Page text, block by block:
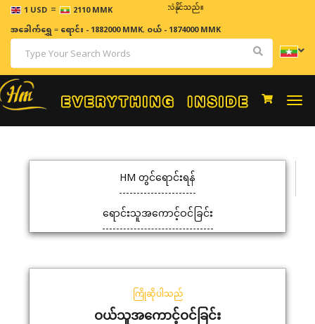
1 USD = 2110 MMK
ဈေးနှုန်းများသည် အချိန်နှင့် အမျှပြောင်းလဲနိုင်သည်။
အခေါက်ရွှေ=ရောင်း - 1882000 MMK, ဝယ် - 1874000 MMK
HM တွင်ရောင်းရန်
ရောင်းသူအကောင့်ဝင်ခြင်း
ကြိုဆိုပါသည်
ဝယ်သူအကောင့်ဝင်ခြင်း